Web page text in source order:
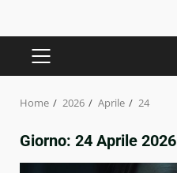
PRIMARY
MENU
Home 2026 Aprile 24
Giorno: 24 Aprile 2026